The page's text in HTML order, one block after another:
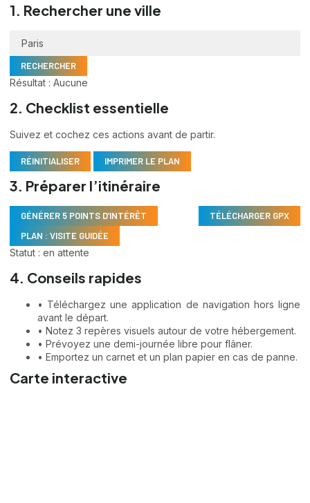
1. Rechercher une ville
RECHERCHER
Résultat : Aucune
2. Checklist essentielle
Suivez et cochez ces actions avant de partir.
RÉINITIALISER IMPRIMER LE PLAN
3. Préparer l’itinéraire
GÉNÉRER 5 POINTS D’INTÉRÊT
TÉLÉCHARGER GPX
PLAN : VISITE GUIDÉE
Statut : en attente
4. Conseils rapides
• Téléchargez une application de navigation hors ligne
avant le départ.
• Notez 3 repères visuels autour de votre hébergement.
• Prévoyez une demi-journée libre pour flâner.
• Emportez un carnet et un plan papier en cas de panne.
Carte interactive